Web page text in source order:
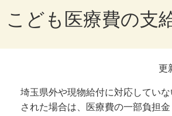
こども医療費の支
更
埼玉県外や現物給付に対応してい
された場合は、医療費の一部負担